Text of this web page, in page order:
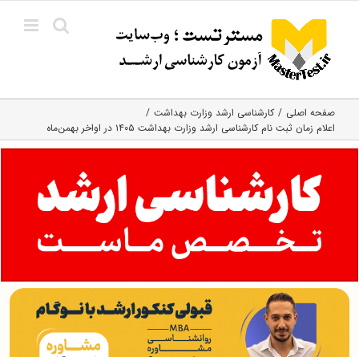
content
صفحه اصلی
کارشناسی ارشد وزارت بهداشت
اعلام زمان ثبت نام کارشناسی ارشد وزارت بهداشت ۱۴۰۵ در اواخر بهمن‌ماه